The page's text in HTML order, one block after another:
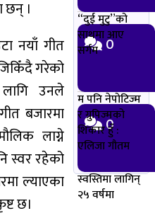
छन् ।
नयाँ गीत
गरेको
उनले
बजारमा
लाग्ने
स्वर रहेको
ल्याएका
छ।
“दुई मुटु”को
साथमा आए
सर्गम 0
म पनि नेपोटिज्म
र ग्रुपिज्मको
शिकार हुँ :
एलिजा गौतम
0
स्वस्तिमा लागिन्
२५ वर्षमा